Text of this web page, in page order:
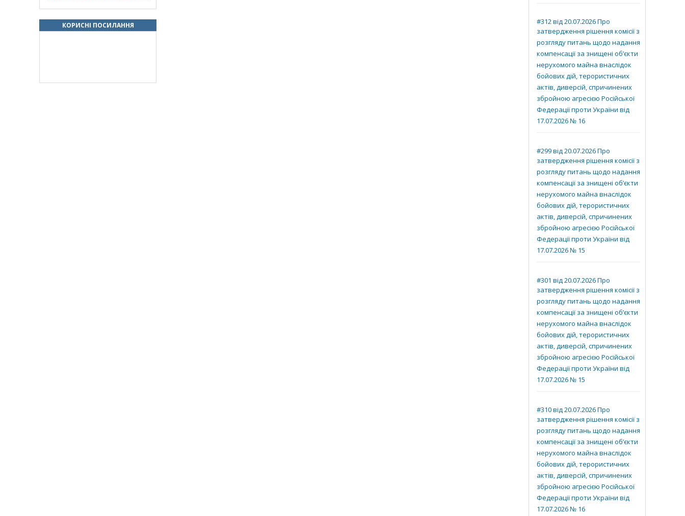
КОРИСНІ ПОСИЛАННЯ #312 від 20.07.2026 Про
затвердження рішення комісії з
розгляду питань щодо надання
компенсації за знищені об’єкти
нерухомого майна внаслідок
бойових дій, терористичних
актів, диверсій, спричинених
збройною агресією Російської
Федерації проти України від
17.07.2026 № 16
#299 від 20.07.2026 Про
затвердження рішення комісії з
розгляду питань щодо надання
компенсації за знищені об’єкти
нерухомого майна внаслідок
бойових дій, терористичних
актів, диверсій, спричинених
збройною агресією Російської
Федерації проти України від
17.07.2026 № 15
#301 від 20.07.2026 Про
затвердження рішення комісії з
розгляду питань щодо надання
компенсації за знищені об’єкти
нерухомого майна внаслідок
бойових дій, терористичних
актів, диверсій, спричинених
збройною агресією Російської
Федерації проти України від
17.07.2026 № 15
#310 від 20.07.2026 Про
затвердження рішення комісії з
розгляду питань щодо надання
компенсації за знищені об’єкти
нерухомого майна внаслідок
бойових дій, терористичних
актів, диверсій, спричинених
збройною агресією Російської
Федерації проти України від
17.07.2026 № 16